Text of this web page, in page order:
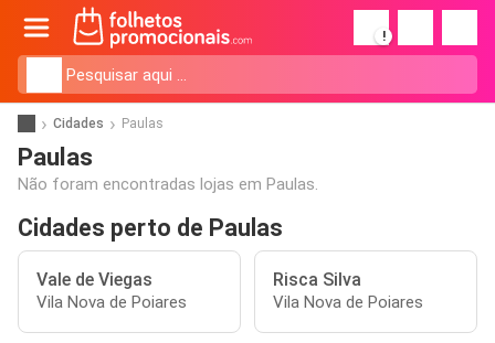
!
Cidades Paulas
Paulas
Não foram encontradas lojas em Paulas.
Cidades perto de Paulas
Vale de Viegas
Vila Nova de Poiares
Risca Silva
Vila Nova de Poiares